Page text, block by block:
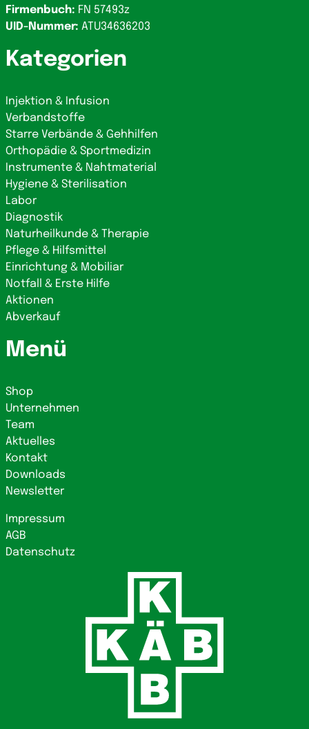
Firmenbuch: FN 57493z
UID-Nummer: ATU34636203
Kategorien
Injektion & Infusion
Verbandstoffe
Starre Verbände & Gehhilfen
Orthopädie & Sportmedizin
Instrumente & Nahtmaterial
Hygiene & Sterilisation
Labor
Diagnostik
Naturheilkunde & Therapie
Pflege & Hilfsmittel
Einrichtung & Mobiliar
Notfall & Erste Hilfe
Aktionen
Abverkauf
Menü
Shop
Unternehmen
Team
Aktuelles
Kontakt
Downloads
Newsletter
Impressum
AGB
Datenschutz